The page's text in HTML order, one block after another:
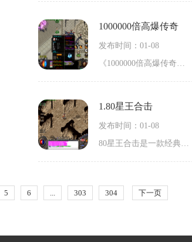
1000000倍高爆传奇
发布时间：01-08
《1000000倍高爆传奇》是一款备受瞩目的多人在线角色扮演游戏。游戏以其独特的玩法、刺激的战斗，吸引了大量玩家的关注。本文将为大家详细介绍这款游戏的玩法，为您提供更深入的了解。让我们来了解一下《1000000倍高爆传奇》的背景故事。游戏设定在一个神秘的神话世界，玩家将扮演勇敢的战士，在这个充满冒险与挑战的世界中寻找自己的传说。游戏提供多个种族和职业供玩家选择，每个种族和职业都有不同的技能和特点，为玩家提供了丰富的选择。游戏中最引人瞩目的部分是其精彩的战斗系统。玩家可以通过不...
1.80星王合击
发布时间：01-08
80星王合击是一款经典的传奇2D游戏，游戏以角色扮演为主题，拥有万人在线的庞大游戏世界。这款游戏不仅让玩家可以自由探索和冒险，还注重玩家之间的互动和竞争。传奇游戏一直以来都备受玩家喜爱，因为它拥有独特的游戏模式和极致的玩法体验。在1.80星王合击中，玩家可以自由选择职业组合，如战士、法师、道士等，每个职业都有其独特的技能和特点。玩家可以根据自己的喜好和游戏需求选择适合自己的职业，展开一场刺激的冒险之旅。与其他传奇游戏不同的是，1.80星王合击拥有丰富多样的玩家互动。玩家可以通...
5 6 ... 303 304 下一页